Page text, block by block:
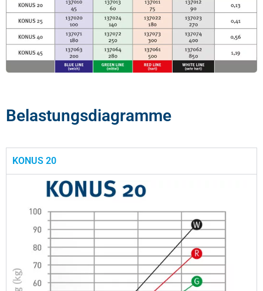
Belastungsdiagramme
KONUS 20